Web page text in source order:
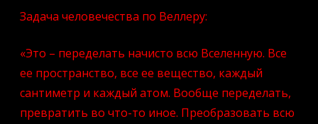
Задача человечества по Веллеру:
«Это – переделать начисто всю Вселенную. Все
ее пространство, все ее вещество, каждый
сантиметр и каждый атом. Вообще переделать,
превратить во что-то иное. Преобразовать всю